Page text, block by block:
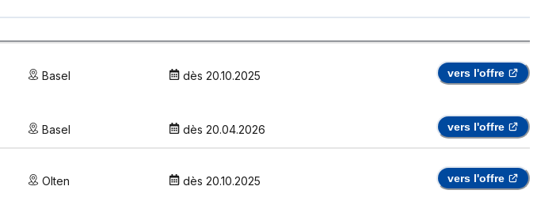
Basel dès 20.10.2025 vers l'offre
Basel dès 20.04.2026 vers l'offre
Olten dès 20.10.2025 vers l'offre